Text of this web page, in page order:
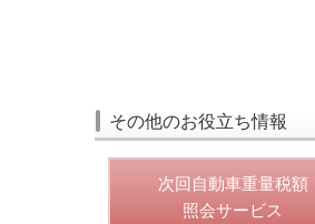
その他のお役立ち情報
次回自動車重量税額
照会サービス